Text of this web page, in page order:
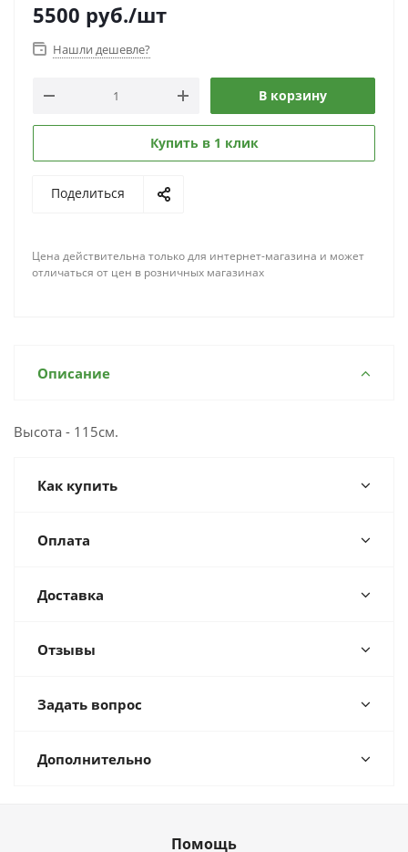
5500 руб./шт
Нашли дешевле?
В корзину
Купить в 1 клик
Поделиться
Цена действительна только для интернет-магазина и может
отличаться от цен в розничных магазинах
Описание
Высота - 115см.
Как купить
Оплата
Доставка
Отзывы
Задать вопрос
Дополнительно
Помощь